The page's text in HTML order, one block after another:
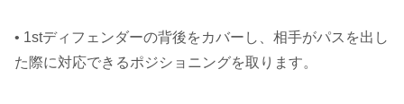
• 1stディフェンダーの背後をカバーし、相手がパスを出し
た際に対応できるポジショニングを取ります。